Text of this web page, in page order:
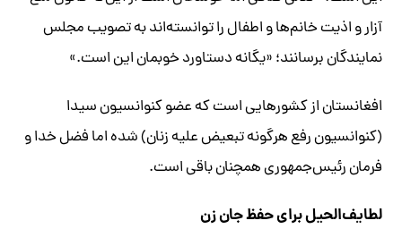
آزار و اذیت خانم‌ها و اطفال را توانسته‌اند به تصویب مجلس
نمایندگان برسانند؛ «یگانه دستاورد خوبمان این است.»
افغانستان از کشورهایی است که عضو کنوانسیون سیدا
(کنوانسیون رفع هرگونه تبعیض علیه زنان) شده اما فضل خدا و
فرمان رئیس‌جمهوری همچنان باقی است.
لطایف‌الحیل برای حفظ جان زن